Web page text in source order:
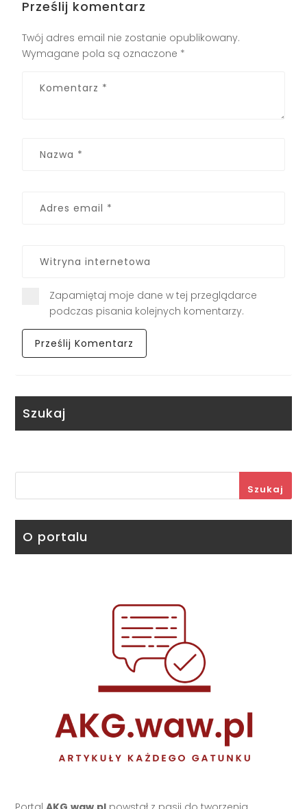
Prześlij komentarz
Twój adres email nie zostanie opublikowany.
Wymagane pola są oznaczone *
Zapamiętaj moje dane w tej przeglądarce
podczas pisania kolejnych komentarzy.
Szukaj
Szukaj
O portalu